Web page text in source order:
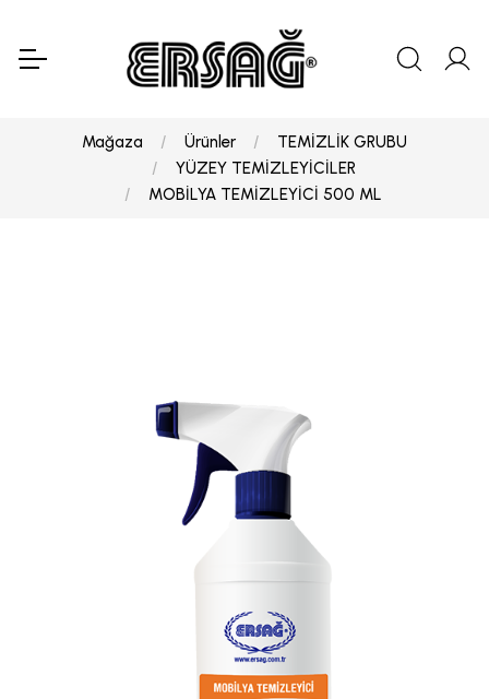
Mağaza Ürünler
TEMİZLİK GRUBU
YÜZEY TEMİZLEYİCİLER
MOBİLYA TEMİZLEYİCİ 500 ML